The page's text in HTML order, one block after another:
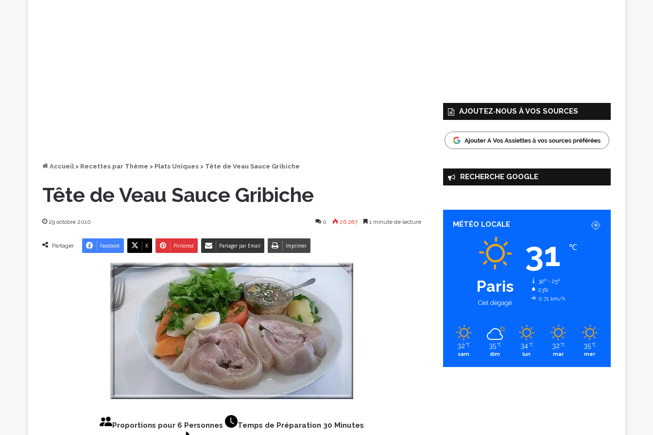
Accueil > Recettes par Thème > Plats Uniques > Tête de Veau Sauce Gribiche
Tête de Veau Sauce Gribiche
29 octobre 2010 0 26 287 1 minute de lecture
Partager Facebook X Pinterest Partager par Email Imprimer
Proportions pour 6 Personnes
Temps de Préparation 30 Minutes
AJOUTEZ‑NOUS À VOS SOURCES
RECHERCHE GOOGLE
MÉTÉO LOCALE
Paris
Ciel dégagé
31 ℃
32º - 25º
23%
0.71 km/h
32 ℃
sam
35 ℃
dim
34 ℃
lun
32 ℃
mar
35 ℃
mer